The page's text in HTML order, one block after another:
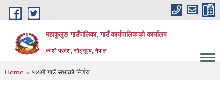
Skip to main content
महाकुलुङ गाउँपालिका, गाउँ कार्यपालिकाको कार्यालय
कोशी प्रदेश, सोलुखुम्बु, नेपाल
You are here
Home » १४‌औ गाउँ सभाको निर्णय